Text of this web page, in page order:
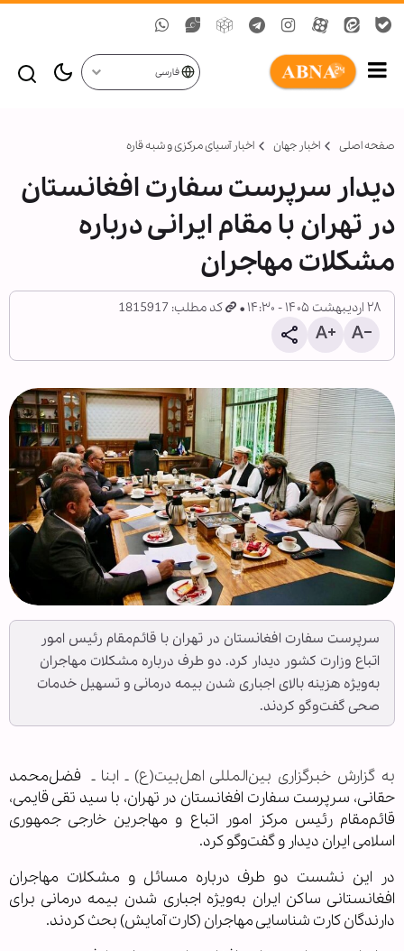
فارسی
صفحه اصلی اخبار جهان اخبار آسیای مرکزی و شبه قاره
دیدار سرپرست سفارت افغانستان
در تهران با مقام ایرانی درباره
مشکلات مهاجران
۲۸ اردیبهشت ۱۴۰۵ - ۱۴:۳۰ کد مطلب: 1815917
سرپرست سفارت افغانستان در تهران با قائم‌مقام رئیس امور
اتباع وزارت کشور دیدار کرد. دو طرف درباره مشکلات مهاجران
به‌ویژه هزینه بالای اجباری شدن بیمه درمانی و تسهیل خدمات
صحی گفت‌وگو کردند.
به گزارش خبرگزاری بین‌المللی اهل‌بیت(ع) ـ ابنا ـ فضل‌محمد
حقانی، سرپرست سفارت افغانستان در تهران، با سید تقی قایمی،
قائم‌مقام رئیس مرکز امور اتباع و مهاجرین خارجی جمهوری
اسلامی ایران دیدار و گفت‌وگو کرد.
در این نشست دو طرف درباره مسائل و مشکلات مهاجران
افغانستانی ساکن ایران به‌ویژه اجباری شدن بیمه درمانی برای
دارندگان کارت شناسایی مهاجران (کارت آمایش) بحث کردند.